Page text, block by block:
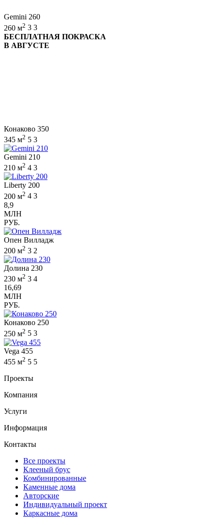
Gemini 260
260 м2 3 3
БЕСПЛАТНАЯ ПОКРАСКА
В АВГУСТЕ
Конаково 350
345 м2 5 3
Gemini 210
210 м2 4 3
Liberty 200
200 м2 4 3
8,9
МЛН
РУБ.
Опен Вилладж
200 м2 3 2
Долина 230
230 м2 3 4
16,69
МЛН
РУБ.
Конаково 250
250 м2 5 3
Vega 455
455 м2 5 5
Проекты
Компания
Услуги
Информация
Контакты
Все проекты
Клееный брус
Комбинированные
Каменные дома
Авторские
Индивидуальный проект
Каркасные дома